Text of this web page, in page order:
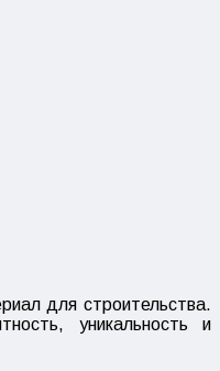
для строительства.
уникальность и